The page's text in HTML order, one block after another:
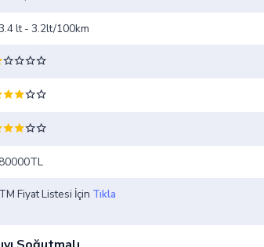
lt - 3.2lt/100km
Fiyat Listesi İçin Tıkla